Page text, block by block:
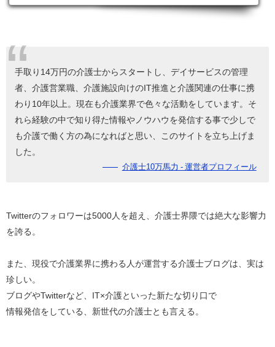
手取り14万円の介護士からスタートし、デイサービスの管理
者、介護営業職、介護施設向けのIT推進と介護関連の仕事に携
わり10年以上。現在も介護業界で色々な活動をしています。そ
れら経験の中で知り得た情報やノウハウを発信する事で少しで
も介護で働く方の為になればと思い、このサイトを立ち上げま
した。
介護士10万馬力 - 運営者プロフィール
Twitterのフォロワーは5000人を超え、介護士界隈では絶大な影響力
を誇る。
また、現役で介護業界に携わる人が運営する介護士ブログは、実は
珍しい。
ブログやTwitterなど、IT×介護といった新たな切り口で
情報発信をしている、新世代の介護士とも言える。